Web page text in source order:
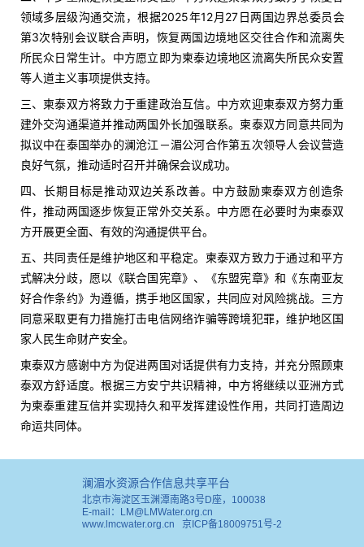
领域多层级沟通交流，根据2025年12月27日两国边界总委员会
第3次特别会议联合声明，恢复两国边境地区交往合作和流离失
所民众日常生计。中方愿立即为柬泰边境地区流离失所民众安置
等人道主义事项提供支持。
三、柬泰双方将致力于重建政治互信。中方欢迎柬泰双方努力重
建外交沟通渠道并推动两国外长加强联系。柬泰双方同意共同为
拟议中在泰国举办的澜沧江－湄公河合作第五次领导人会议营造
良好气氛，推动适时召开并确保会议成功。
四、长期目标是推动双边关系改善。中方鼓励柬泰双方创造条
件，推动两国逐步恢复正常外交关系。中方愿在必要时为柬泰双
方开展更全面、有效的沟通提供平台。
五、共同责任是维护地区和平稳定。柬泰双方致力于通过和平方
式解决分歧，愿以《联合国宪章》、《东盟宪章》和《东南亚友
好合作条约》为遵循，携手地区国家，共同应对风险挑战。三方
同意采取更有力措施打击电信网络诈骗等跨境犯罪，维护地区国
家人民生命财产安全。
柬泰双方感谢中方为促进两国对话提供有力支持，并充分照顾柬
泰双方舒适度。根据三方安宁共识精神，中方将继续以亚洲方式
为柬泰重建互信并实现持久和平发挥建设性作用，共同打造周边
命运共同体。
澜湄水资源合作信息共享平台
北京市海淀区玉渊潭南路3号D座，100038
E-mail：LM@LMWater.org.cn
www.lmcwater.org.cn
京ICP备18009751号-2